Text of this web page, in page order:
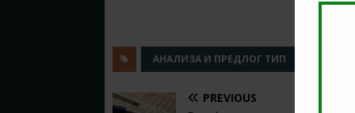
АНАЛИЗА И ПРЕДЛОГ ТИП
PREVIOUS